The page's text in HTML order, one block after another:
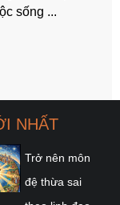
sống ...
NHẤT
Trở nên môn
đệ thừa sai